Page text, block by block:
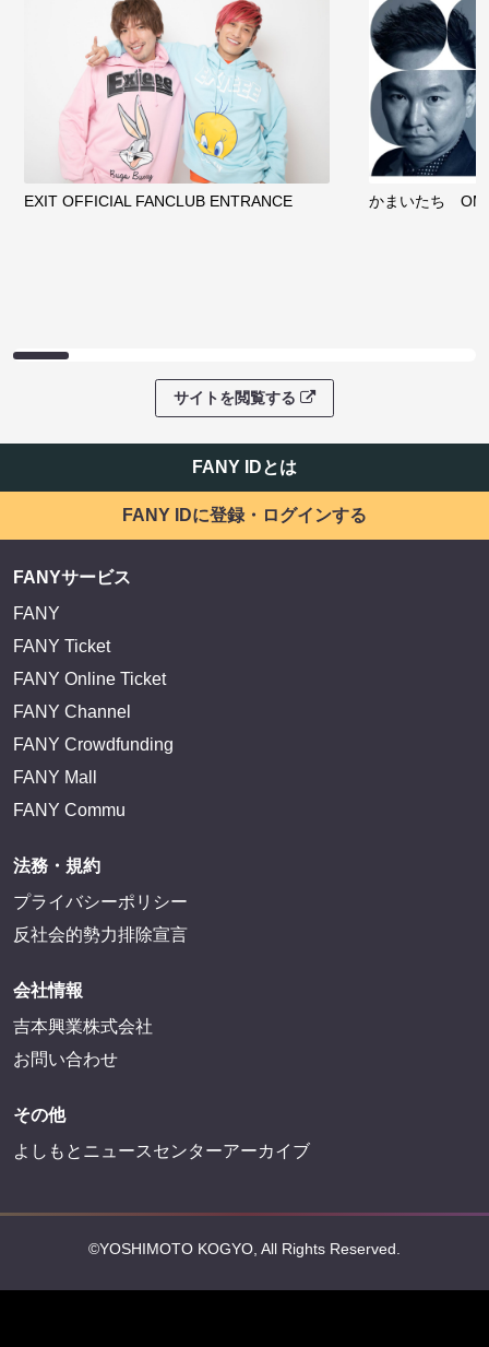
EXIT OFFICIAL FANCLUB ENTRANCE かまいたち
サイトを閲覧する
FANY IDとは
FANY IDに登録・ログインする
FANYサービス
FANY
FANY Ticket
FANY Online Ticket
FANY Channel
FANY Crowdfunding
FANY Mall
FANY Commu
法務・規約
プライバシーポリシー
反社会的勢力排除宣言
会社情報
吉本興業株式会社
お問い合わせ
その他
よしもとニュースセンターアーカイブ
©YOSHIMOTO KOGYO, All Rights Reserved.